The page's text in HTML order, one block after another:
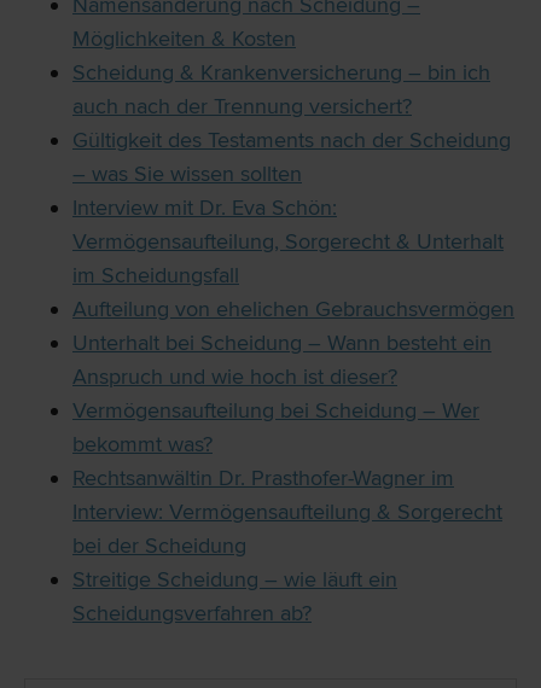
Möglichkeiten & Kosten
Scheidung & Krankenversicherung – bin ich
auch nach der Trennung versichert?
Gültigkeit des Testaments nach der Scheidung
– was Sie wissen sollten
Interview mit Dr. Eva Schön:
Vermögensaufteilung, Sorgerecht & Unterhalt
im Scheidungsfall
Aufteilung von ehelichen Gebrauchsvermögen
Unterhalt bei Scheidung – Wann besteht ein
Anspruch und wie hoch ist dieser?
Vermögensaufteilung bei Scheidung – Wer
bekommt was?
Rechtsanwältin Dr. Prasthofer-Wagner im
Interview: Vermögensaufteilung & Sorgerecht
bei der Scheidung
Streitige Scheidung – wie läuft ein
Scheidungsverfahren ab?